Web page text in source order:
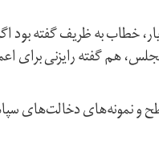
خطاب به ظریف گفته بود
و نمونه‌های دخالت‌های